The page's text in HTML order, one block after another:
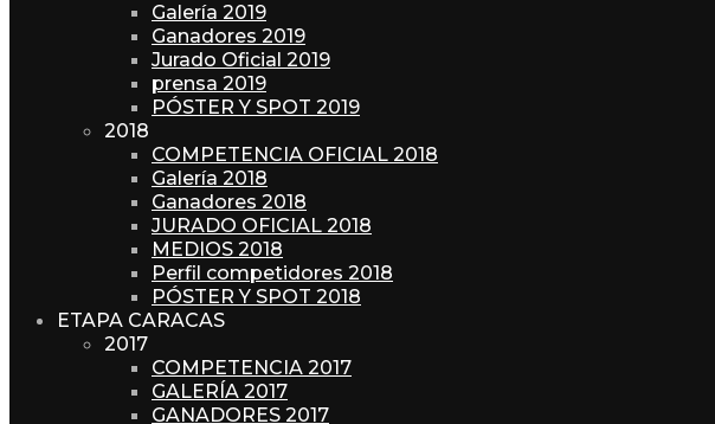
Galería 2019
Ganadores 2019
Jurado Oficial 2019
prensa 2019
PÓSTER Y SPOT 2019
2018
COMPETENCIA OFICIAL 2018
Galería 2018
Ganadores 2018
JURADO OFICIAL 2018
MEDIOS 2018
Perfil competidores 2018
PÓSTER Y SPOT 2018
ETAPA CARACAS
2017
COMPETENCIA 2017
GALERÍA 2017
GANADORES 2017